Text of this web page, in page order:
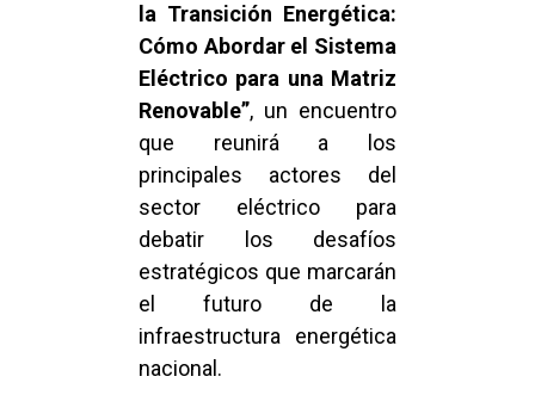
la Transición Energética:
Cómo Abordar el Sistema
Eléctrico para una Matriz
Renovable”, un encuentro
que reunirá a los
principales actores del
sector eléctrico para
debatir los desafíos
estratégicos que marcarán
el futuro de la
infraestructura energética
nacional.